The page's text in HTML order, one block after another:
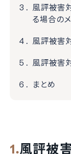
風評被害
る場合のメ
風評被害
風評被害
まとめ
風評被